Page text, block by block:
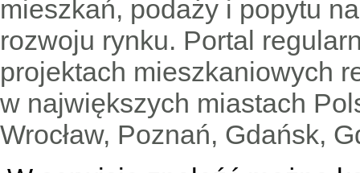
mieszkań, podaży i popytu
rozwoju rynku. Portal
projektach mieszkaniowych
w największych miastach
Wrocław, Poznań, Gdańsk,